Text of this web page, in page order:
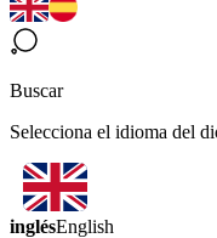
Buscar
Selecciona el idioma del
inglésEnglish